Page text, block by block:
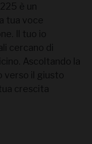
è un
tua voce
Il tuo io
cercano di
Ascoltando la
verso il giusto
crescita